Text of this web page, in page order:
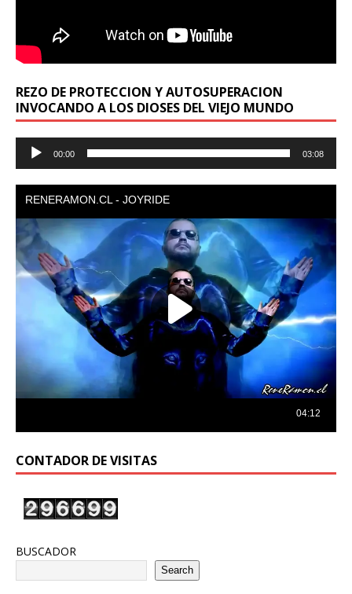
REZO DE PROTECCION Y AUTOSUPERACION
INVOCANDO A LOS DIOSES DEL VIEJO MUNDO
Reproductor
00:00 03:08
CONTADOR DE VISITAS
BUSCADOR
Search